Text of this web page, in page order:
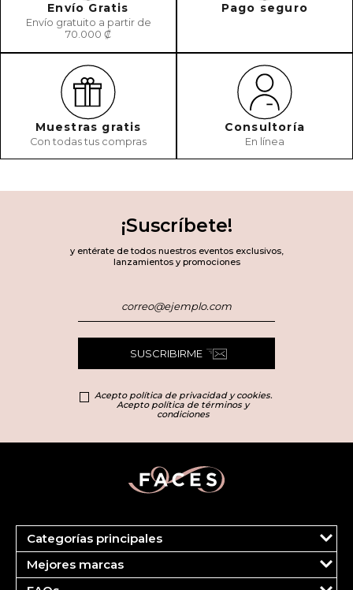
Envío Gratis
Envío gratuito a partir de
70.000 ₡
Pago seguro
Muestras gratis
Con todas tus compras
Consultoría
En línea
¡Suscríbete!
y entérate de todos nuestros eventos exclusivos,
lanzamientos y promociones
SUSCRIBIRME
Acepto política de privacidad y cookies.
Acepto política de términos y
condiciones
Categorías principales
Marcas
Más Vendidos
Perfumes
Mejores marcas
Carolina Herrera